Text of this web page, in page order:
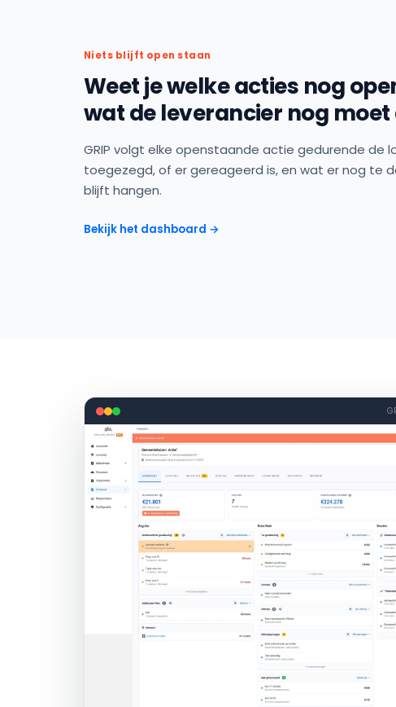
Niets blijft open staan
Weet je welke acties nog
wat de leverancier nog moet
GRIP volgt elke openstaande actie gedurende de
toegezegd, of er gereageerd is, en wat er nog te
blijft hangen.
Bekijk het dashboard →